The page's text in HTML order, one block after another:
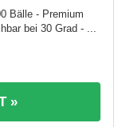
Bälle - Premium
bei 30 Grad - ...
»